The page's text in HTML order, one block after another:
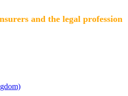
and the legal profession